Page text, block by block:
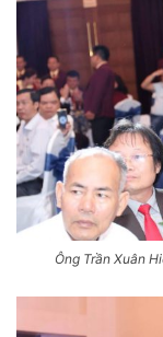
Ông Trần Xuân